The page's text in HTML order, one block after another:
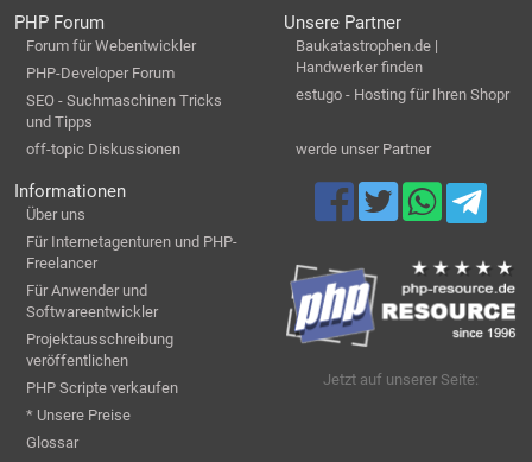
PHP Forum
Forum für Webentwickler
PHP-Developer Forum
SEO - Suchmaschinen Tricks
und Tipps
off-topic Diskussionen
Unsere Partner
Baukatastrophen.de |
Handwerker finden
estugo - Hosting für Ihren Shopr
werde unser Partner
Informationen
Über uns
Für Internetagenturen und PHP-
Freelancer
Für Anwender und
Softwareentwickler
Projektausschreibung
veröffentlichen
PHP Scripte verkaufen
* Unsere Preise
Glossar
Jetzt auf unserer Seite: